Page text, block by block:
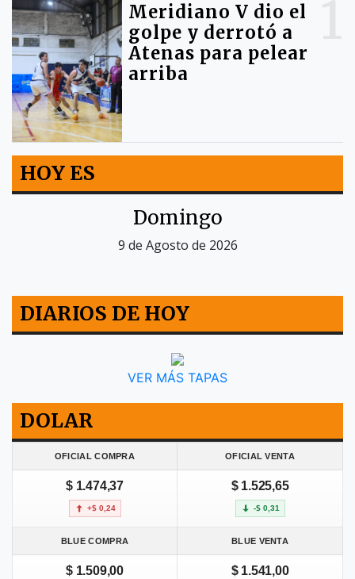
Meridiano V dio el
golpe y derrotó a
Atenas para pelear
arriba
HOY ES
Domingo
9 de Agosto de 2026
DIARIOS DE HOY
VER MÁS TAPAS
DOLAR
OFICIAL COMPRA OFICIAL VENTA
$ 1.474,37
+$ 0,24
$ 1.525,65
-$ 0,31
BLUE COMPRA BLUE VENTA
$ 1.509,00 $ 1.541,00